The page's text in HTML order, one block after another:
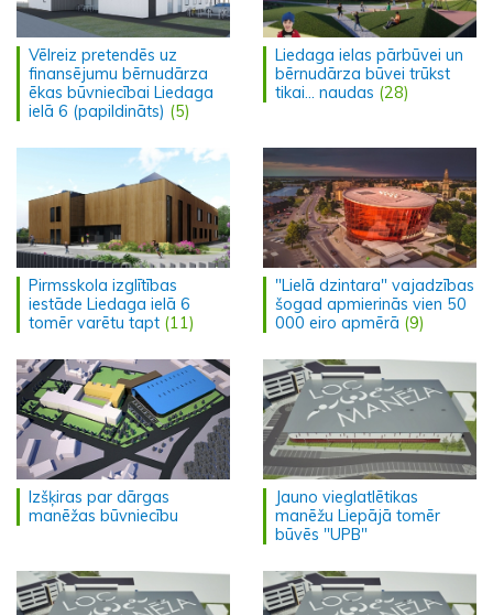
Vēlreiz pretendēs uz
finansējumu bērnudārza
ēkas būvniecībai Liedaga
ielā 6 (papildināts) (5)
Liedaga ielas pārbūvei un
bērnudārza būvei trūkst
tikai... naudas (28)
Pirmsskola izglītības
iestāde Liedaga ielā 6
tomēr varētu tapt (11)
"Lielā dzintara" vajadzības
šogad apmierinās vien 50
000 eiro apmērā (9)
Izšķiras par dārgas
manēžas būvniecību
Jauno vieglatlētikas
manēžu Liepājā tomēr
būvēs "UPB"